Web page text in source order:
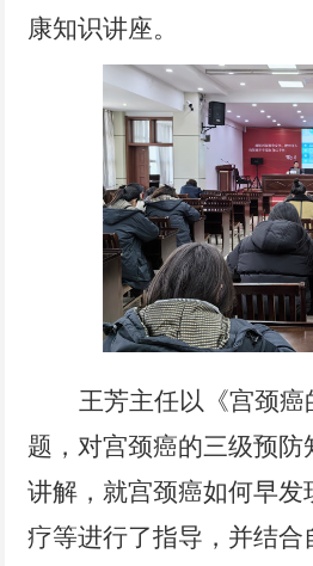
康知识讲座。
王芳主任以《宫颈
题，对宫颈癌的三级预
讲解，就宫颈癌如何早
疗等进行了指导，并结